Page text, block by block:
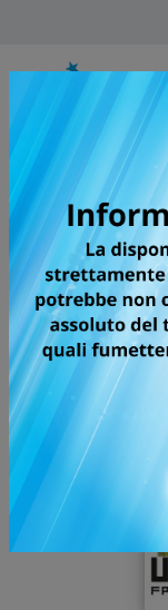
Chuya
Tutti i